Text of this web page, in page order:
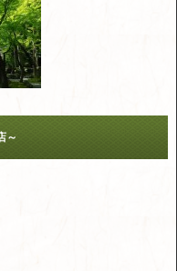
～